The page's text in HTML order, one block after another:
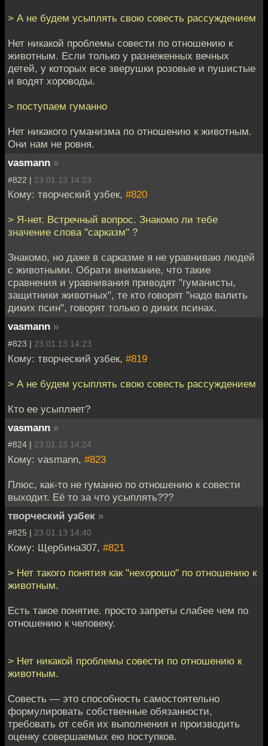
> А не будем усыплять свою совесть рассуждением
Нет никакой проблемы совести по отношению к
животным. Если только у разнеженных вечных
детей, у которых все зверушки розовые и пушистые
и водят хороводы.
> поступаем гуманно
Нет никакого гуманизма по отношению к животным.
Они нам не ровня.
vasmann »
#822 | 23.01.13 14:23
Кому: творческий узбек, #820
> Я-нет. Встречный вопрос. Знакомо ли тебе
значение слова "сарказм" ?
Знакомо, но даже в сарказме я не уравниваю людей
с животными. Обрати внимание, что такие
сравнения и уравнивания приводят "гуманисты,
защитники животных", те кто говорят "надо валить
диких псин", говорят только о диких псинах.
vasmann »
#823 | 23.01.13 14:23
Кому: творческий узбек, #819
> А не будем усыплять свою совесть рассуждением
Кто ее усыпляет?
vasmann »
#824 | 23.01.13 14:24
Кому: vasmann, #823
Плюс, как-то не гуманно по отношению к совести
выходит. Её то за что усыплять???
творческий узбек »
#825 | 23.01.13 14:40
Кому: Щербина307, #821
> Нет такого понятия как "нехорошо" по отношению к
животным.
Есть такое понятие. просто запреты слабее чем по
отношению к человеку.
> Нет никакой проблемы совести по отношению к
животным.
Совесть — это способность самостоятельно
формулировать собственные обязанности,
требовать от себя их выполнения и производить
оценку совершаемых ею поступков.